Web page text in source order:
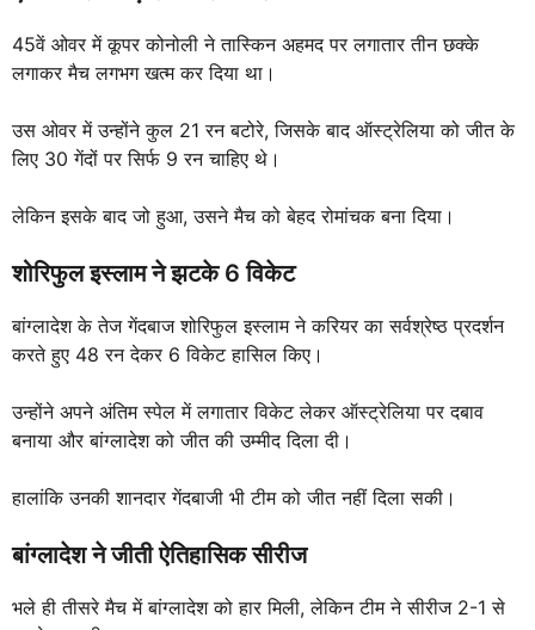
45वें ओवर में कूपर कोनोली ने तास्किन अहमद पर लगातार तीन छक्के
लगाकर मैच लगभग खत्म कर दिया था।
उस ओवर में उन्होंने कुल 21 रन बटोरे, जिसके बाद ऑस्ट्रेलिया को जीत के
लिए 30 गेंदों पर सिर्फ 9 रन चाहिए थे।
लेकिन इसके बाद जो हुआ, उसने मैच को बेहद रोमांचक बना दिया।
शोरिफुल इस्लाम ने झटके 6 विकेट
बांग्लादेश के तेज गेंदबाज शोरिफुल इस्लाम ने करियर का सर्वश्रेष्ठ प्रदर्शन
करते हुए 48 रन देकर 6 विकेट हासिल किए।
उन्होंने अपने अंतिम स्पेल में लगातार विकेट लेकर ऑस्ट्रेलिया पर दबाव
बनाया और बांग्लादेश को जीत की उम्मीद दिला दी।
हालांकि उनकी शानदार गेंदबाजी भी टीम को जीत नहीं दिला सकी।
बांग्लादेश ने जीती ऐतिहासिक सीरीज
भले ही तीसरे मैच में बांग्लादेश को हार मिली, लेकिन टीम ने सीरीज 2-1 से